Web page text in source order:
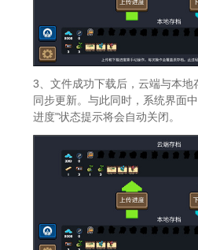
3、文件成功下载后，云端与本地
同步更新。与此同时，系统界面
进度"状态提示将会自动关闭。